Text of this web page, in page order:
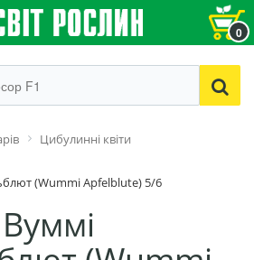
0
Цибулинні квіти
(Wummi Apfelblute) 5/6